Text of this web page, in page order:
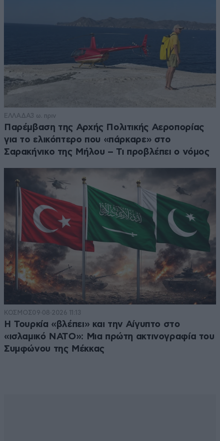
ΕΛΛΑΔΑ3 ω. πριν
Παρέμβαση της Αρχής Πολιτικής Αεροπορίας
για το ελικόπτερο που «πάρκαρε» στο
Σαρακήνικο της Μήλου – Τι προβλέπει ο νόμος
ΚΟΣΜΟΣ09·08·2026 11:13
Η Τουρκία «βλέπει» και την Αίγυπτο στο
«ισλαμικό ΝΑΤΟ»: Μια πρώτη ακτινογραφία του
Συμφώνου της Μέκκας